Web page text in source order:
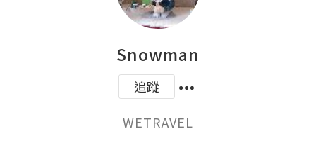
Snowman
追蹤
WETRAVEL